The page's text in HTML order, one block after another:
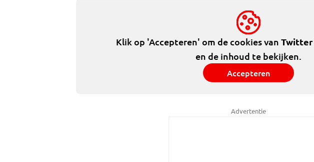
Klik op 'Accepteren' om de cookies van Twitter
en de inhoud te bekijken.
Accepteren
Advertentie